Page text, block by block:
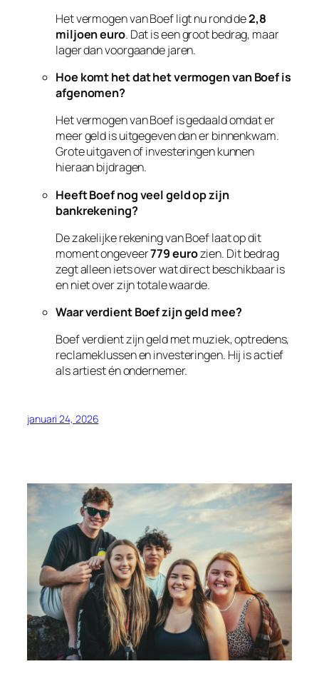
Het vermogen van Boef ligt nu rond de2,8
miljoen euro. Dat is een groot bedrag, maar
lager dan voorgaande jaren.
Hoe komt het dat het vermogen van Boef is
afgenomen?
Het vermogen van Boef is gedaald omdat er
meer geld is uitgegeven dan er binnenkwam.
Grote uitgaven of investeringen kunnen
hieraan bijdragen.
Heeft Boef nog veel geld op zijn
bankrekening?
De zakelijke rekening van Boef laat op dit
moment ongeveer779 eurozien. Dit bedrag
zegt alleen iets over wat direct beschikbaar is
en niet over zijn totale waarde.
Waar verdient Boef zijn geld mee?
Boef verdient zijn geld met muziek, optredens,
reclameklussen en investeringen. Hij is actief
als artiest én ondernemer.
januari 24, 2026